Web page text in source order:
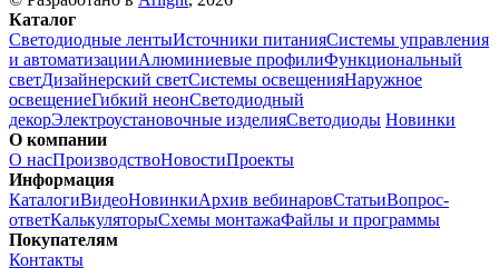
Каталог
Светодиодные лентыИсточники питанияСистемы управления
и автоматизацииАлюминиевые профилиФункциональный
светДизайнерский светСистемы освещенияНаружное
освещениеГибкий неонСветодиодный
декорЭлектроустановочные изделияСветодиоды Новинки
О компании
О насПроизводствоНовостиПроекты
Информация
КаталогиВидеоНовинкиАрхив вебинаровСтатьиВопрос-
ответКалькуляторыСхемы монтажаФайлы и программы
Покупателям
Контакты